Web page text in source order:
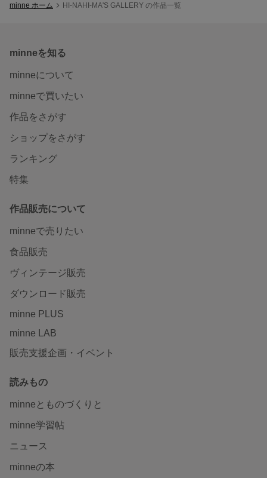
minne ホーム HI-NAHI-MA'S GALLERY の作品一覧
minneを知る
minneについて
minneで買いたい
作品をさがす
ショップをさがす
ランキング
特集
作品販売について
minneで売りたい
食品販売
ヴィンテージ販売
ダウンロード販売
minne PLUS
minne LAB
販売支援企画・イベント
読みもの
minneとものづくりと
minne学習帖
ニュース
minneの本